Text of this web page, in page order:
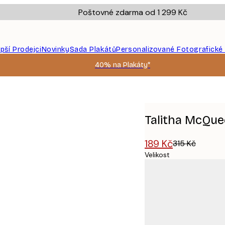
Poštovné zdarma od 1 299 Kč
ProdejciNovinkySada PlakátůPersonalizované Fotografické
40% na Plakáty*
Plakát
Talitha
189 Kč315 Kč
Velikost